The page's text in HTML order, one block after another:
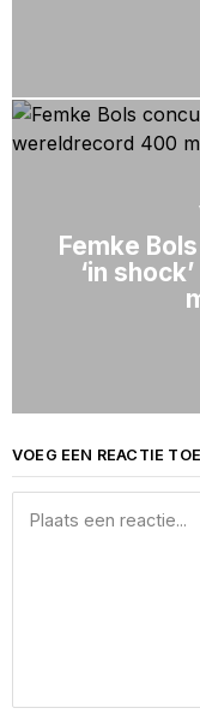
Femke
‘in
VOEG EEN REACTIE TOE